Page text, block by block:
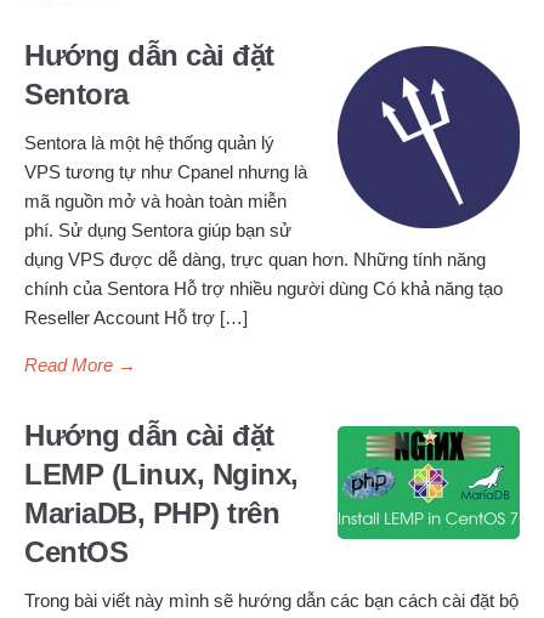
Hướng dẫn cài đặt
Sentora
Sentora là một hệ thống quản lý
VPS tương tự như Cpanel nhưng là
mã nguồn mở và hoàn toàn miễn
phí. Sử dụng Sentora giúp bạn sử
dụng VPS được dễ dàng, trực quan hơn. Những tính năng
chính của Sentora Hỗ trợ nhiều người dùng Có khả năng tạo
Reseller Account Hỗ trợ […]
Read More →
Hướng dẫn cài đặt
LEMP (Linux, Nginx,
MariaDB, PHP) trên
CentOS
Trong bài viết này mình sẽ hướng dẫn các bạn cách cài đặt bộ